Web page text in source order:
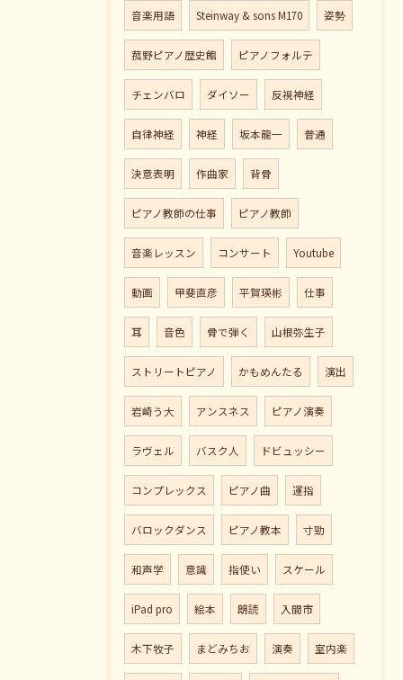
音楽用語 Steinway & sons M170 姿勢
菰野ピアノ歴史館 ピアノフォルテ
チェンバロ ダイソー 反視神経
自律神経 神経 坂本龍一 普通
決意表明 作曲家 背骨
ピアノ教師の仕事 ピアノ教師
音楽レッスン コンサート Youtube
動画 甲斐直彦 平賀瑛彬 仕事
耳 音色 骨で弾く 山根弥生子
ストリートピアノ かもめんたる 演出
岩崎う大 アンスネス ピアノ演奏
ラヴェル バスク人 ドビュッシー
コンプレックス ピアノ曲 運指
バロックダンス ピアノ教本 寸勁
和声学 意識 指使い スケール
iPad pro 絵本 朗読 入間市
木下牧子 まどみちお 演奏 室内楽